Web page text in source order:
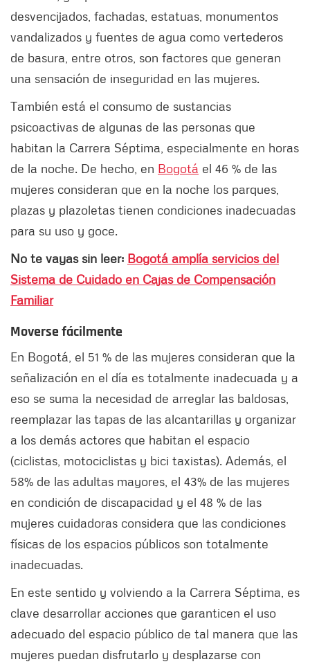
desvencijados, fachadas, estatuas, monumentos
vandalizados y fuentes de agua como vertederos
de basura, entre otros, son factores que generan
una sensación de inseguridad en las mujeres.
También está el consumo de sustancias
psicoactivas de algunas de las personas que
habitan la Carrera Séptima, especialmente en horas
de la noche. De hecho, en Bogotá el 46 % de las
mujeres consideran que en la noche los parques,
plazas y plazoletas tienen condiciones inadecuadas
para su uso y goce.
No te vayas sin leer: Bogotá amplía servicios del
Sistema de Cuidado en Cajas de Compensación
Familiar
Moverse fácilmente
En Bogotá, el 51 % de las mujeres consideran que la
señalización en el día es totalmente inadecuada y a
eso se suma la necesidad de arreglar las baldosas,
reemplazar las tapas de las alcantarillas y organizar
a los demás actores que habitan el espacio
(ciclistas, motociclistas y bici taxistas). Además, el
58% de las adultas mayores, el 43% de las mujeres
en condición de discapacidad y el 48 % de las
mujeres cuidadoras considera que las condiciones
físicas de los espacios públicos son totalmente
inadecuadas.
En este sentido y volviendo a la Carrera Séptima, es
clave desarrollar acciones que garanticen el uso
adecuado del espacio público de tal manera que las
mujeres puedan disfrutarlo y desplazarse con